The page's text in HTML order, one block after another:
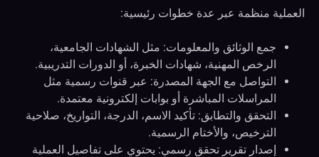
العملية منظمة عبر عدة خطوات رئيسية:
جمع الوثائق والمعلومات: مثل الشهادات الجامعية،
الرخص المهنية، شهادات الخبرة، أو الدورات التدريبية.
التواصل مع الجهة المصدرة: عبر قنوات رسمية مثل
المراسلات المباشرة أو بوابات إلكترونية معتمدة.
التحقق والتطابق: تأكيد الاسم، الدرجة، التواريخ، صلاحية
الترخيص، والأختام الرسمية.
إصدار تقرير تحقق رسمي: يحتوي على تفاصيل العملية